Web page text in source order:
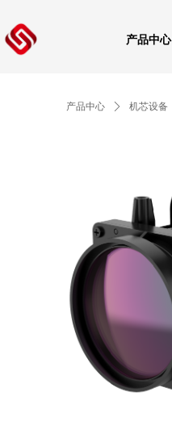
产品中心
产品中心 ꄲ 机芯设备